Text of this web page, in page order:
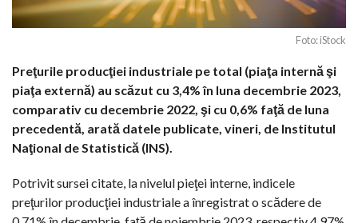
Foto: iStock
Preţurile producţiei industriale pe total (piaţa internă şi
piaţa externă) au scăzut cu 3,4% în luna decembrie 2023,
comparativ cu decembrie 2022, şi cu 0,6% faţă de luna
precedentă, arată datele publicate, vineri, de Institutul
Naţional de Statistică (INS).
Potrivit sursei citate, la nivelul pieţei interne, indicele
preţurilor producţiei industriale a înregistrat o scădere de